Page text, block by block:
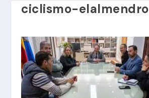
ciclismo-elalmendro